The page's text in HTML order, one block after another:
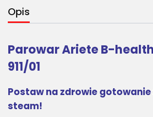
Opis
Parowar Ariete B-
911/01
Postaw na zdrowie
steam!